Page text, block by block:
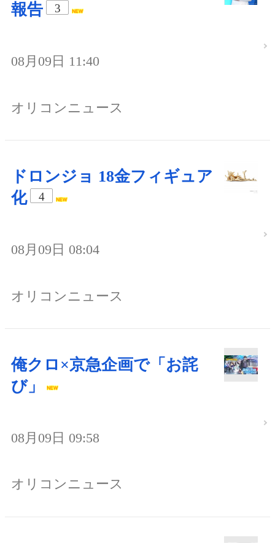
報告
3
08月09日 11:40
オリコンニュース
ドロンジョ 18金フィギュア
化
4
08月09日 08:04
オリコンニュース
俺クロ×京急企画で「お詫
び」
08月09日 09:58
オリコンニュース